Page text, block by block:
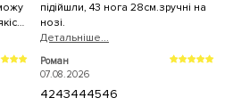
підійшли, 43 нога 28см.зручні на
нозі.
Детальнiше...
Роман
07.08.2026
4243444546